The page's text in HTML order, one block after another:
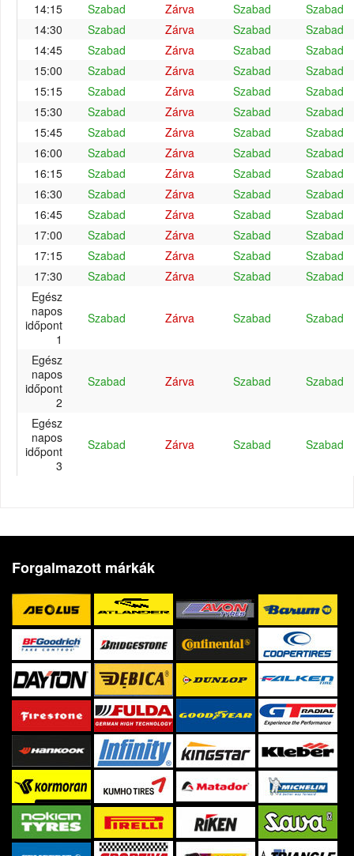
14:15
Szabad Zárva Szabad
Szabad
14:30
Szabad Zárva Szabad
Szabad
14:45
Szabad Zárva Szabad
Szabad
15:00
Szabad Zárva Szabad
Szabad
15:15
Szabad Zárva Szabad
Szabad
15:30
Szabad Zárva Szabad
Szabad
15:45
Szabad Zárva Szabad
Szabad
16:00
Szabad Zárva Szabad
Szabad
16:15
Szabad Zárva Szabad
Szabad
16:30
Szabad Zárva Szabad
Szabad
16:45
Szabad Zárva Szabad
Szabad
17:00
Szabad Zárva Szabad
Szabad
17:15
Szabad Zárva Szabad
Szabad
17:30
Szabad Zárva Szabad
Szabad
Egész
napos
időpont
1
Szabad Zárva Szabad Szabad
Egész
napos
időpont
2
Szabad Zárva Szabad Szabad
Egész
napos
időpont
3
Szabad Zárva Szabad Szabad
Forgalmazott márkák